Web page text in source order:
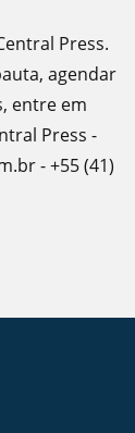
Press.
agendar
entre em
Press -
- +55 (41)